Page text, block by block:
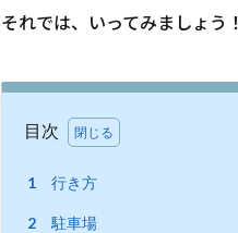
それでは、いってみましょう！
目次
1 行き方
2 駐車場